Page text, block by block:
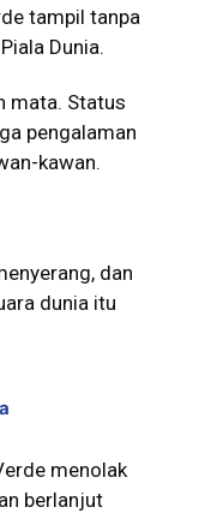
tampil tanpa
Dunia.
mata. Status
pengalaman
kawan.
dan
dunia itu
menolak
berlanjut